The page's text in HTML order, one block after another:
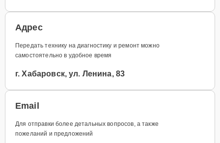
Адрес
Передать технику на диагностику и ремонт можно
самостоятельно в удобное время
г. Хабаровск, ул. Ленина, 83
Email
Для отправки более детальных вопросов, а также
пожеланий и предложений